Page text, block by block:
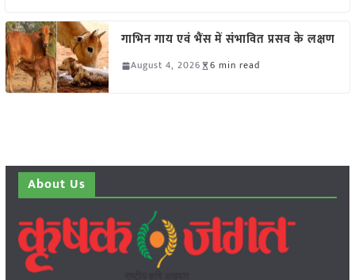
गाभिन गाय एवं भैंस में संभावित प्रसव के लक्षण
August 4, 2026 6 min read
About Us